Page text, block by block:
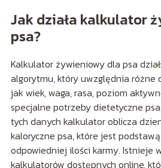
Jak działa kalkulator
psa?
Kalkulator żywieniowy dla psa
algorytmu, który uwzględnia różne
jak wiek, waga, rasa, poziom
specjalne potrzeby dietetyczne
tych danych kalkulator oblicza
kaloryczne psa, które jest
odpowiedniej ilości karmy. Istnieje
kalkulatorów dostępnych online,